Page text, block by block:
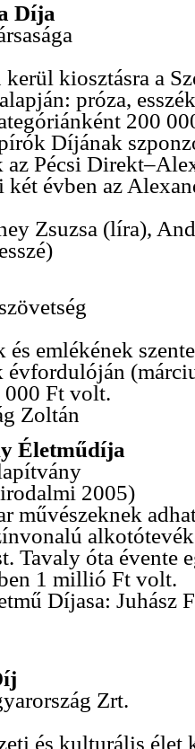
Díja
kiosztásra a
próza,
200
Díjának
Pécsi
két évben az
Zsuzsa (líra),
emlékének
évfordulóján
000 Ft volt.
Zoltán
Életműdíja
2005)
művészeknek
Tavaly óta évente
1 millió Ft volt.
Díjasa: Juhász
Zrt.
és kulturális élet